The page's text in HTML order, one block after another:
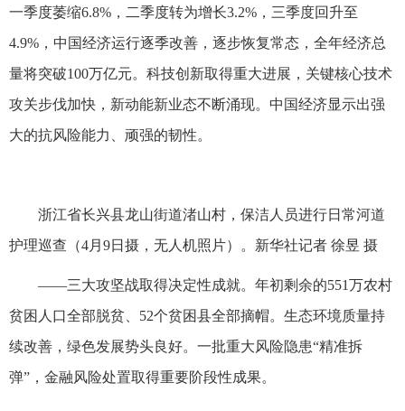
一季度萎缩6.8%，二季度转为增长3.2%，三季度回升至
4.9%，中国经济运行逐季改善，逐步恢复常态，全年经济总
量将突破100万亿元。科技创新取得重大进展，关键核心技术
攻关步伐加快，新动能新业态不断涌现。中国经济显示出强
大的抗风险能力、顽强的韧性。
浙江省长兴县龙山街道渚山村，保洁人员进行日常河道
护理巡查（4月9日摄，无人机照片）。新华社记者 徐昱 摄
——三大攻坚战取得决定性成就。年初剩余的551万农村
贫困人口全部脱贫、52个贫困县全部摘帽。生态环境质量持
续改善，绿色发展势头良好。一批重大风险隐患“精准拆
弹”，金融风险处置取得重要阶段性成果。